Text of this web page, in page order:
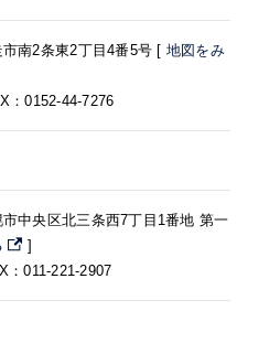
南2条東2丁目4番5号 [ 地図をみ
：0152-44-7276
中央区北三条西7丁目1番地 第一
]
011-221-2907